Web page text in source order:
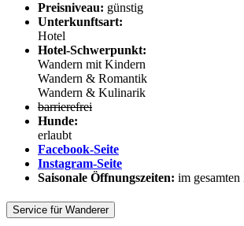
Preisniveau: günstig
Unterkunftsart:
Hotel
Hotel-Schwerpunkt:
Wandern mit Kindern
Wandern & Romantik
Wandern & Kulinarik
barrierefrei
Hunde:
erlaubt
Facebook-Seite
Instagram-Seite
Saisonale Öffnungszeiten: im
Service für Wanderer